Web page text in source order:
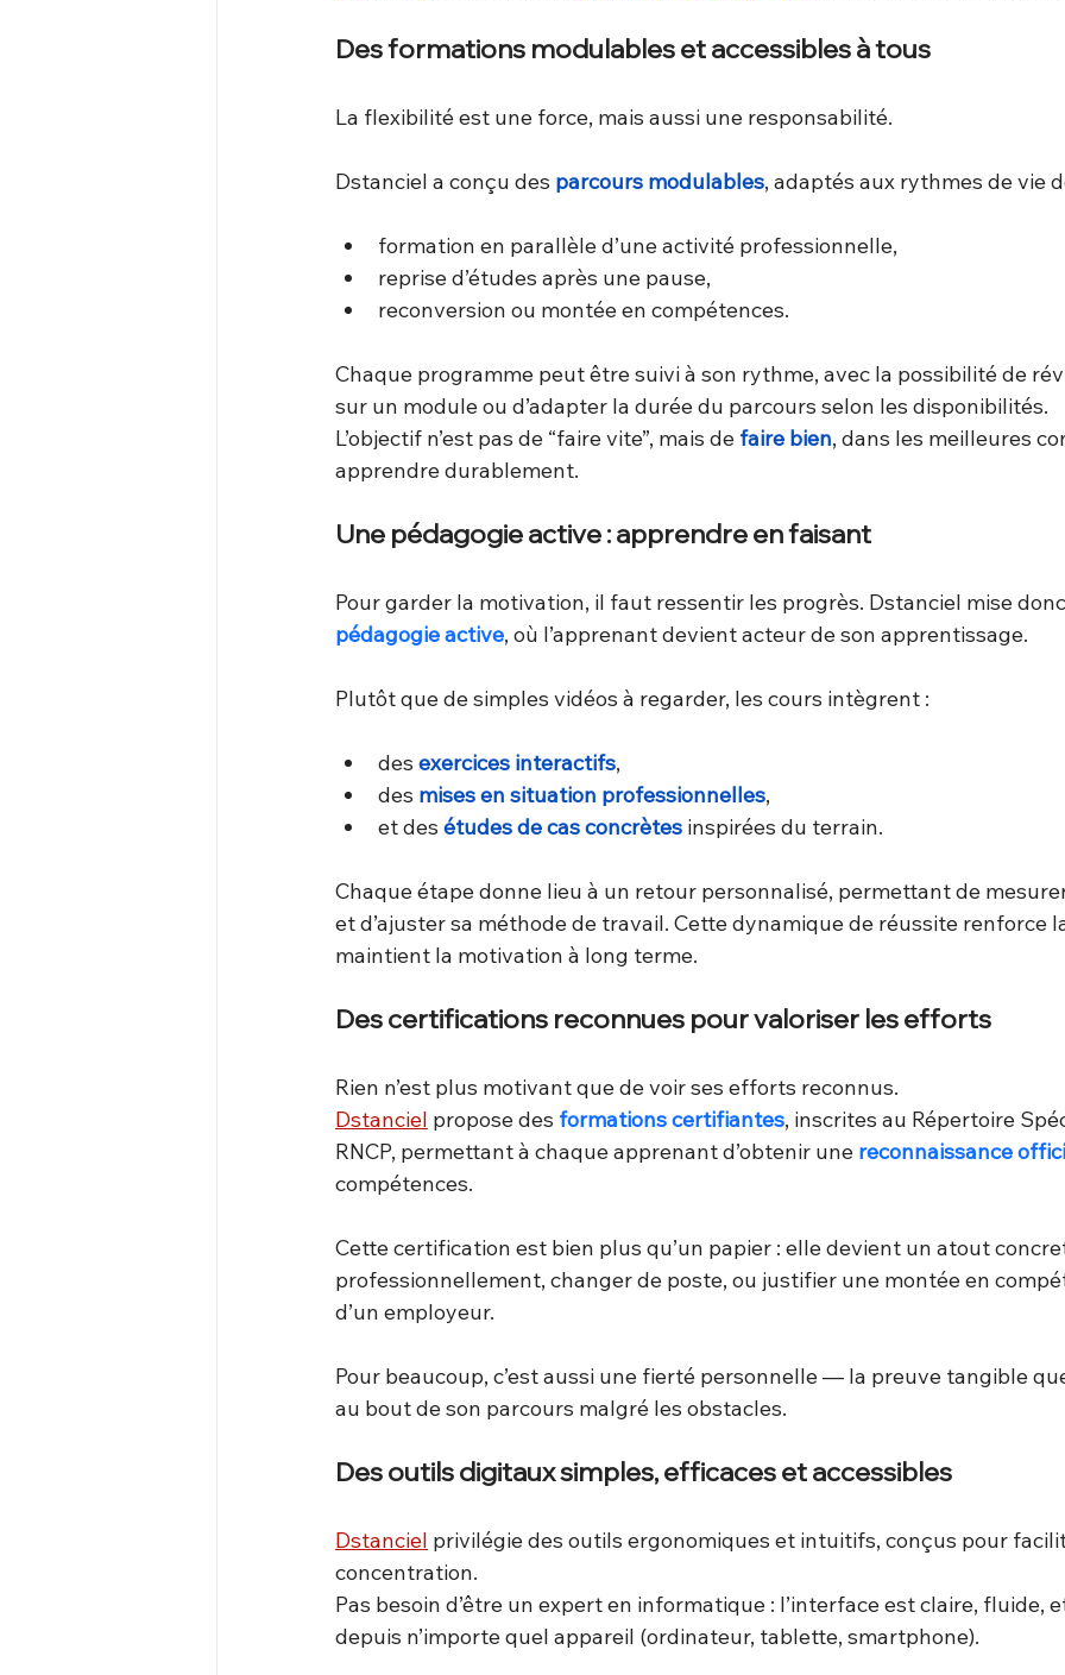
Des formations modulables et accessibles à tous
La flexibilité est une force, mais aussi une responsabilité.
Dstanciel a conçu des parcours modulables, adaptés aux rythmes de vie
formation en parallèle d’une activité professionnelle,
reprise d’études après une pause,
reconversion ou montée en compétences.
Chaque programme peut être suivi à son rythme, avec la possibilité de
sur un module ou d’adapter la durée du parcours selon les disponibilités.
L’objectif n’est pas de “faire vite”, mais de faire bien, dans les meilleures
apprendre durablement.
Une pédagogie active : apprendre en faisant
Pour garder la motivation, il faut ressentir les progrès. Dstanciel mise
pédagogie active, où l’apprenant devient acteur de son apprentissage.
Plutôt que de simples vidéos à regarder, les cours intègrent :
des exercices interactifs,
des mises en situation professionnelles,
et des études de cas concrètes inspirées du terrain.
Chaque étape donne lieu à un retour personnalisé, permettant de
et d’ajuster sa méthode de travail. Cette dynamique de réussite renforce
maintient la motivation à long terme.
Des certifications reconnues pour valoriser les efforts
Rien n’est plus motivant que de voir ses efforts reconnus.
Dstanciel propose des formations certifiantes, inscrites au Répertoire
RNCP, permettant à chaque apprenant d’obtenir une reconnaissance
compétences.
Cette certification est bien plus qu’un papier : elle devient un atout
professionnellement, changer de poste, ou justifier une montée en
d’un employeur.
Pour beaucoup, c’est aussi une fierté personnelle — la preuve tangible
au bout de son parcours malgré les obstacles.
Des outils digitaux simples, efficaces et accessibles
Dstanciel privilégie des outils ergonomiques et intuitifs, conçus pour
concentration.
Pas besoin d’être un expert en informatique : l’interface est claire, fluide,
depuis n’importe quel appareil (ordinateur, tablette, smartphone).